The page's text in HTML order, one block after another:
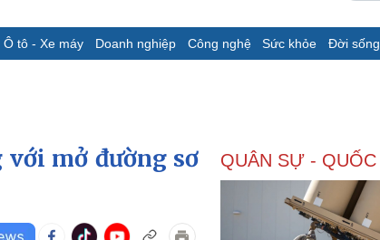
Ô tô - Xe máy Doanh nghiệp Công nghệ Sức khỏe Đời sống
Giá cà
Xe máy
Doanh nghiệp
Công
mở đường sơ
QUÂN SỰ - QUỐC